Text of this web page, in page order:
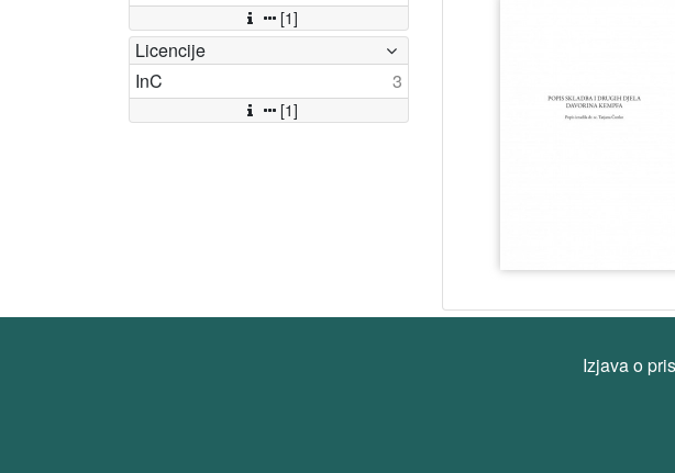
[1]
Licencije
InC
3
[1]
Izjava o